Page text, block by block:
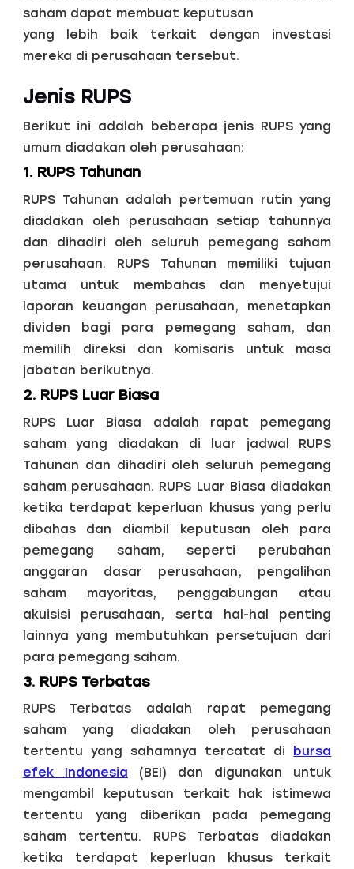
saham dapat membuat keputusan
yang lebih baik terkait dengan investasi
mereka di perusahaan tersebut.
Jenis RUPS
Berikut ini adalah beberapa jenis RUPS yang
umum diadakan oleh perusahaan:
1. RUPS Tahunan
RUPS Tahunan adalah pertemuan rutin yang
diadakan oleh perusahaan setiap tahunnya
dan dihadiri oleh seluruh pemegang saham
perusahaan. RUPS Tahunan memiliki tujuan
utama untuk membahas dan menyetujui
laporan keuangan perusahaan, menetapkan
dividen bagi para pemegang saham, dan
memilih direksi dan komisaris untuk masa
jabatan berikutnya.
2. RUPS Luar Biasa
RUPS Luar Biasa adalah rapat pemegang
saham yang diadakan di luar jadwal RUPS
Tahunan dan dihadiri oleh seluruh pemegang
saham perusahaan. RUPS Luar Biasa diadakan
ketika terdapat keperluan khusus yang perlu
dibahas dan diambil keputusan oleh para
pemegang saham, seperti perubahan
anggaran dasar perusahaan, pengalihan
saham mayoritas, penggabungan atau
akuisisi perusahaan, serta hal-hal penting
lainnya yang membutuhkan persetujuan dari
para pemegang saham.
3. RUPS Terbatas
RUPS Terbatas adalah rapat pemegang
saham yang diadakan oleh perusahaan
tertentu yang sahamnya tercatat di bursa
efek Indonesia (BEI) dan digunakan untuk
mengambil keputusan terkait hak istimewa
tertentu yang diberikan pada pemegang
saham tertentu. RUPS Terbatas diadakan
ketika terdapat keperluan khusus terkait